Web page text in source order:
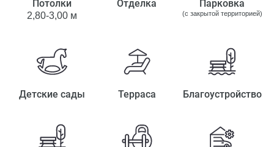
Потолки
2,80-3,00 м
Отделка Парковка
(с закрытой территорией)
Детские сады Терраса Благоустройство